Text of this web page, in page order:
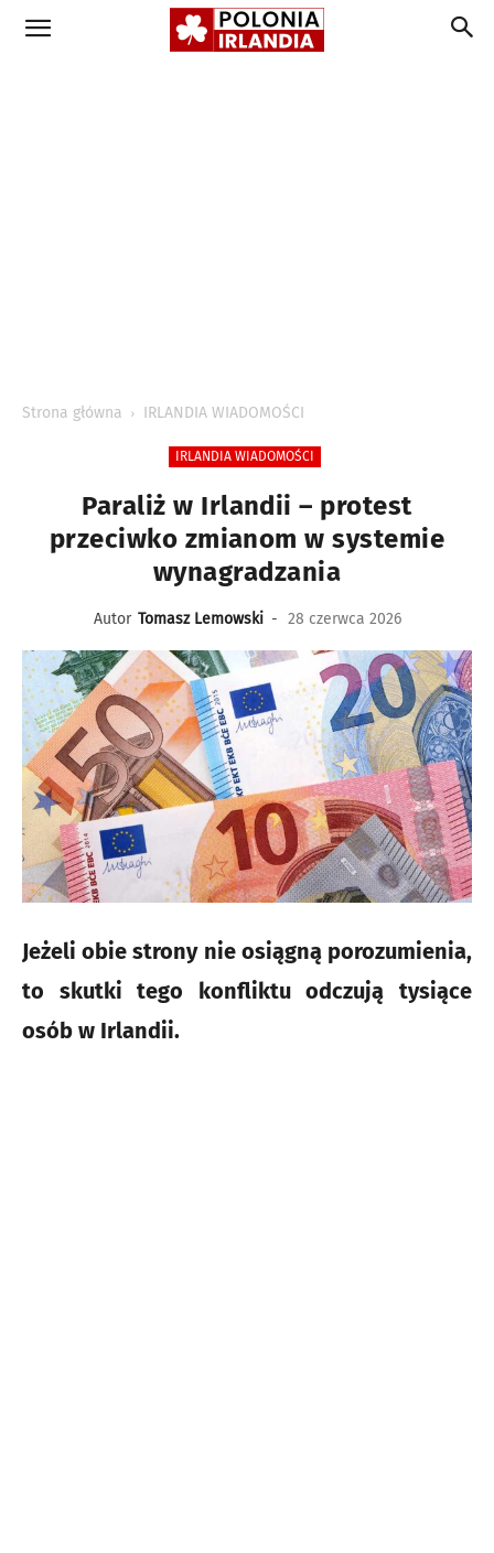
Strona główna IRLANDIA WIADOMOŚCI
IRLANDIA WIADOMOŚCI
Paraliż w Irlandii – protest
przeciwko zmianom w systemie
wynagradzania
Autor Tomasz Lemowski - 28 czerwca 2026
Jeżeli obie strony nie osiągną porozumienia,
to skutki tego konfliktu odczują tysiące
osób w Irlandii.